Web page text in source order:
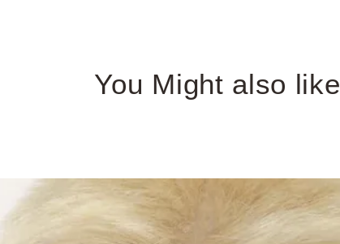
You Might also like